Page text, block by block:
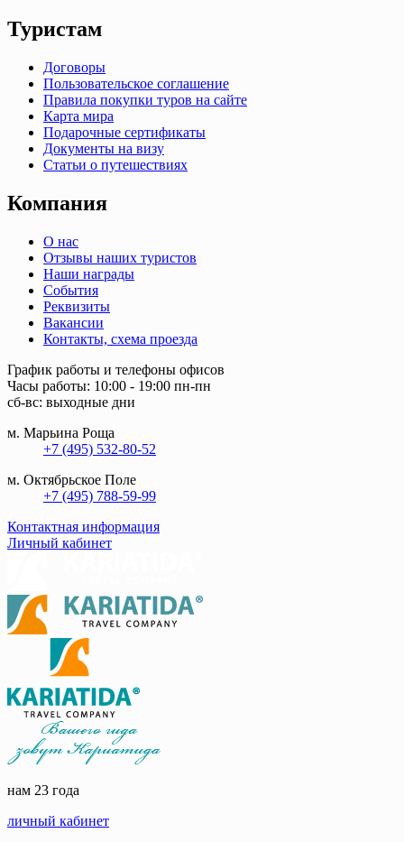
Туристам
Договоры
Пользовательское соглашение
Правила покупки туров на сайте
Карта мира
Подарочные сертификаты
Документы на визу
Статьи о путешествиях
Компания
О нас
Отзывы наших туристов
Наши награды
События
Реквизиты
Вакансии
Контакты, схема проезда
График работы и телефоны офисов
Часы работы: 10:00 - 19:00 пн-пн
сб-вс: выходные дни
м. Марьина Роща
+7 (495) 532-80-52
м. Октябрьское Поле
+7 (495) 788-59-99
Контактная информация
Личный кабинет
нам 23 года
личный кабинет